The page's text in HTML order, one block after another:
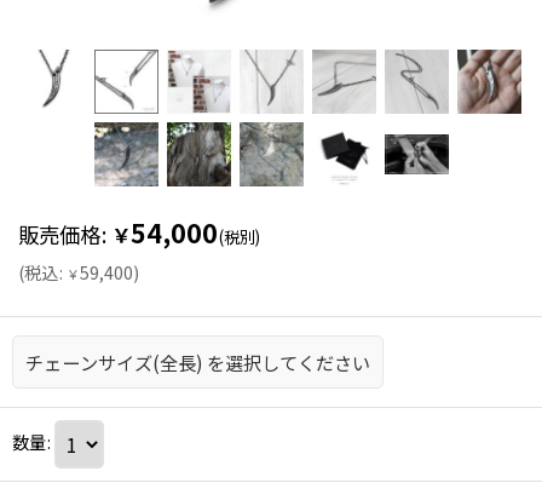
販売価格: ￥54,000(税別)
(税込: ￥59,400)
チェーンサイズ(全長) を選択してください
数量: